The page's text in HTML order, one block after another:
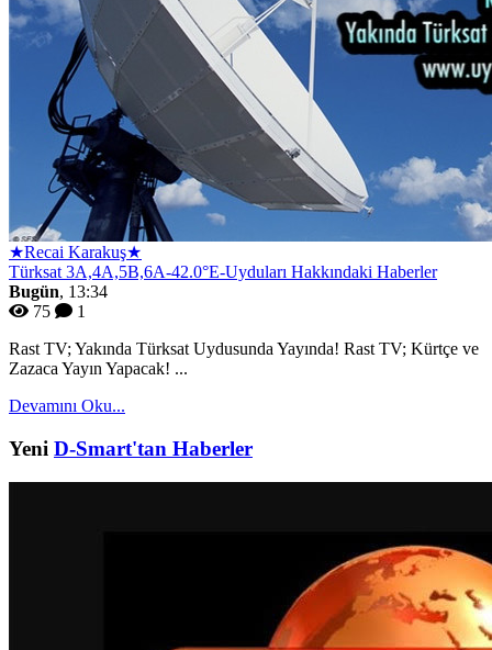
★Recai Karakuş★
Türksat 3A,4A,5B,6A-42.0°E-Uyduları Hakkındaki Haberler
Bugün, 13:34
75
1
Rast TV; Yakında Türksat Uydusunda Yayında! Rast TV; Kürtçe ve
Zazaca Yayın Yapacak! ...
Devamını Oku...
Yeni D-Smart'tan Haberler